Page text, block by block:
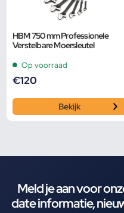
HBM 750 mm Professionele
Verstelbare Moersleutel
Op voorraad
€120
Bekijk
Meld je aan voor
date informatie,